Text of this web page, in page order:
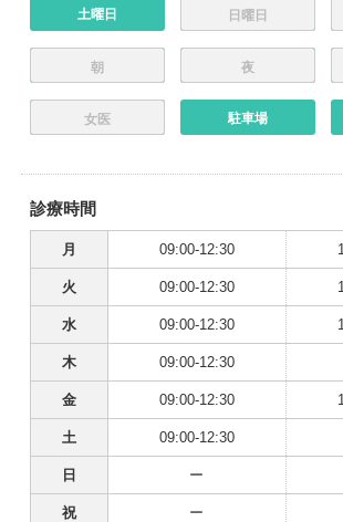
土曜日 日曜日
朝 夜
女医 駐車場
診療時間
月 09:00-12:30
火 09:00-12:30
水 09:00-12:30
木 09:00-12:30
金 09:00-12:30
土 09:00-12:30
日 ー
祝 ー